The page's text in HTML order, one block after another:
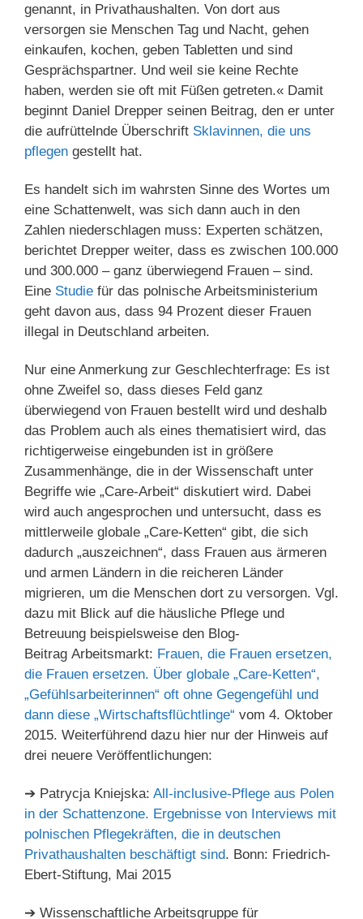
genannt, in Privathaushalten. Von dort aus
versorgen sie Menschen Tag und Nacht, gehen
einkaufen, kochen, geben Tabletten und sind
Gesprächspartner. Und weil sie keine Rechte
haben, werden sie oft mit Füßen getreten.« Damit
beginnt Daniel Drepper seinen Beitrag, den er unter
die aufrüttelnde Überschrift Sklavinnen, die uns
pflegen gestellt hat.
Es handelt sich im wahrsten Sinne des Wortes um
eine Schattenwelt, was sich dann auch in den
Zahlen niederschlagen muss: Experten schätzen,
berichtet Drepper weiter, dass es zwischen 100.000
und 300.000 – ganz überwiegend Frauen – sind.
Eine Studie für das polnische Arbeitsministerium
geht davon aus, dass 94 Prozent dieser Frauen
illegal in Deutschland arbeiten.
Nur eine Anmerkung zur Geschlechterfrage: Es ist
ohne Zweifel so, dass dieses Feld ganz
überwiegend von Frauen bestellt wird und deshalb
das Problem auch als eines thematisiert wird, das
richtigerweise eingebunden ist in größere
Zusammenhänge, die in der Wissenschaft unter
Begriffe wie „Care-Arbeit“ diskutiert wird. Dabei
wird auch angesprochen und untersucht, dass es
mittlerweile globale „Care-Ketten“ gibt, die sich
dadurch „auszeichnen“, dass Frauen aus ärmeren
und armen Ländern in die reicheren Länder
migrieren, um die Menschen dort zu versorgen. Vgl.
dazu mit Blick auf die häusliche Pflege und
Betreuung beispielsweise den Blog-
Beitrag Arbeitsmarkt: Frauen, die Frauen ersetzen,
die Frauen ersetzen. Über globale „Care-Ketten“,
„Gefühlsarbeiterinnen“ oft ohne Gegengefühl und
dann diese „Wirtschaftsflüchtlinge“ vom 4. Oktober
2015. Weiterführend dazu hier nur der Hinweis auf
drei neuere Veröffentlichungen:
➔ Patrycja Kniejska: All-inclusive-Pflege aus Polen
in der Schattenzone. Ergebnisse von Interviews mit
polnischen Pflegekräften, die in deutschen
Privathaushalten beschäftigt sind. Bonn: Friedrich-
Ebert-Stiftung, Mai 2015
➔ Wissenschaftliche Arbeitsgruppe für